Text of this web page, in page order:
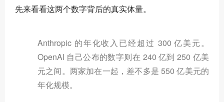
先来看看这两个数字背后的真实体量。
Anthropic 的年化收入已经超过 300 亿美元。
OpenAI 自己公布的数字则在 240 亿到 250 亿美
元之间。两家加在一起，差不多是 550 亿美元的
年化规模。